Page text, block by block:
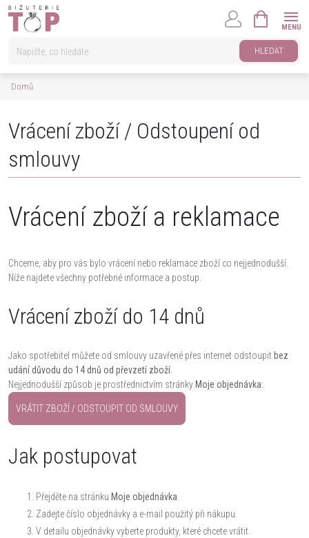
Přejít
HLEDAT
KOŠÍK
Domů
Vrácení zboží / Odstoupení od
smlouvy
Vrácení zboží a reklamace
Chceme, aby pro vás bylo vrácení nebo reklamace zboží co nejjednodušší.
Níže najdete všechny potřebné informace a postup.
Vrácení zboží do 14 dnů
Jako spotřebitel můžete od smlouvy uzavřené přes internet odstoupit bez
udání důvodu do 14 dnů od převzetí zboží.
Nejjednodušší způsob je prostřednictvím stránky Moje objednávka:
VRÁTIT ZBOŽÍ / ODSTOUPIT OD SMLOUVY
Jak postupovat
Přejděte na stránku Moje objednávka.
Zadejte číslo objednávky a e-mail použitý při nákupu.
V detailu objednávky vyberte produkty, které chcete vrátit.